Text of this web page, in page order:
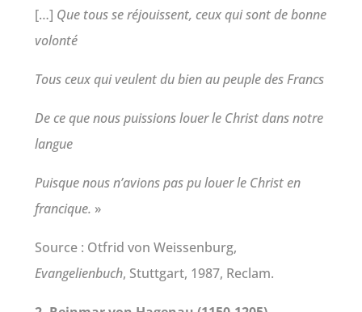
[…] Que tous se réjouissent, ceux qui sont de bonne
volonté
Tous ceux qui veulent du bien au peuple des Francs
De ce que nous puissions louer le Christ dans notre
langue
Puisque nous n’avions pas pu louer le Christ en
francique. »
Source : Otfrid von Weissenburg,
Evangelienbuch, Stuttgart, 1987, Reclam.